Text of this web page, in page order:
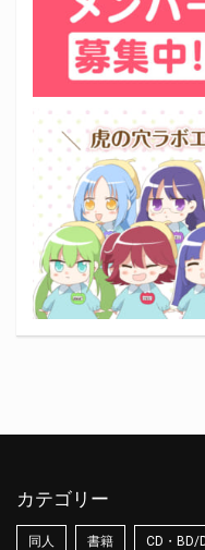
カテゴリー
同人 書籍 CD・BD/